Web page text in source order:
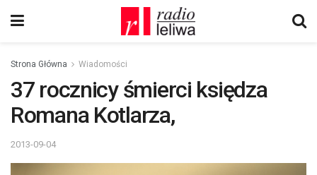
Strona Główna Wiadomości
37 rocznicy śmierci księdza
Romana Kotlarza,
2013-09-04